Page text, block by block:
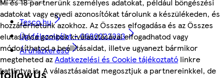
adatokat vagy egyedi azonosítókat tárolunk a készülékeden, és
hozzáférhetünk azokhoz. Az Összes elfogadása és az Összes
elutasítása gombok kiválasztásával elfogadhatod vagy
módosíthatod a beállításaidat, illetve ugyanezt bármikor
megteheted azAdatkezelési és Cookie tájékoztató linkre
kattintva is. A választásaidat megosztjuk a partnereinkkel, de
Tesco.hu
Ügyfélszolgálat - 0680222333
Áruházkereső
followUs